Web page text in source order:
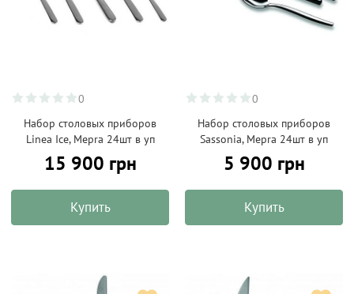
0
Набор столовых приборов
Linea Ice, Mepra 24шт в уп
15 900 грн
Купить
0
Набор столовых приборов
Sassonia, Mepra 24шт в уп
5 900 грн
Купить